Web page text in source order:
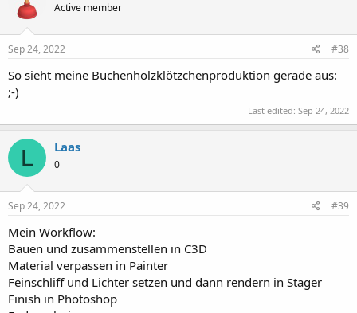
Active member
Sep 24, 2022 #38
So sieht meine Buchenholzklötzchenproduktion gerade aus:
;-)
Last edited: Sep 24, 2022
L Laas
0
Sep 24, 2022 #39
Mein Workflow:
Bauen und zusammenstellen in C3D
Material verpassen in Painter
Feinschliff und Lichter setzen und dann rendern in Stager
Finish in Photoshop